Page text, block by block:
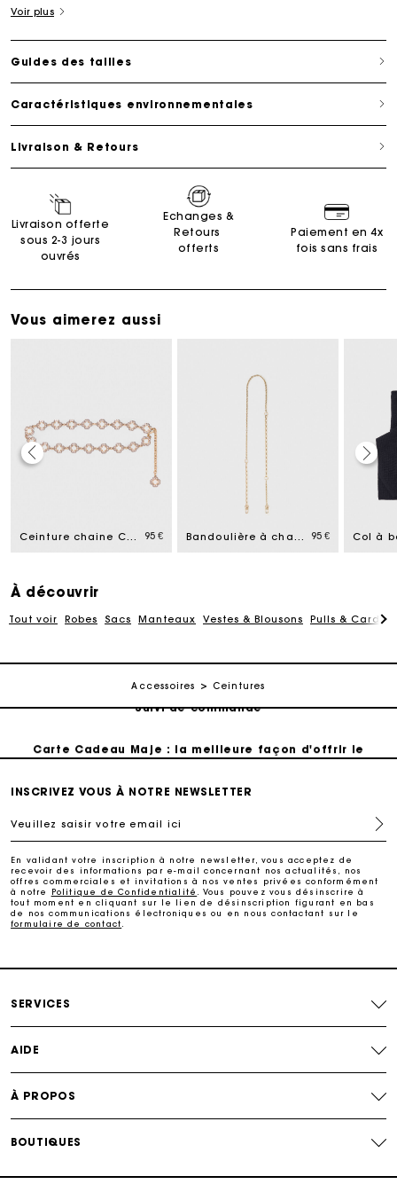
Voir plus
Guides des tailles
Caractéristiques environnementales
Livraison & Retours
Livraison offerte
sous 2-3 jours
ouvrés
Echanges &
Retours
offerts
Paiement en 4x
fois sans frais
Vous aimerez aussi
Ceinture chaine Clover bicolore 95 € Bandoulière à chaîne 95 €
À découvrir
Tout voir Robes Sacs Manteaux Vestes & Blousons Pulls &
Accessoires Ceintures
Carte Cadeau Maje : la meilleure façon d'offrir le
cadeau parfait
Livraison à domicile offerte sous 2 à 3 jours ouvrés.
cadeau parfait
Livraison à domicile offerte sous 2 à 3 jours ouvrés.
Echanges & Retours offerts
INSCRIVEZ VOUS À NOTRE NEWSLETTER
Veuillez saisir votre email ici
En validant votre inscription à notre newsletter, vous acceptez de
recevoir des informations par e-mail concernant nos actualités, nos
offres commerciales et invitations à nos ventes privées conformément
à notre
Politique de Confidentialité
. Vous pouvez vous désinscrire à
tout moment en cliquant sur le lien de désinscription figurant en bas
de nos communications électroniques ou en nous contactant sur le
formulaire de contact
SERVICES
AIDE
À PROPOS
BOUTIQUES